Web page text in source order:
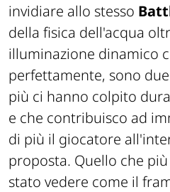
invidiare allo stesso
della fisica dell'acqua
illuminazione dinamico
perfettamente, sono
più ci hanno colpito
e che contribuisco ad
di più il giocatore
proposta. Quello che
stato vedere come il